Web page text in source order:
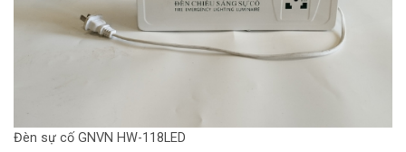
Đèn sự cố GNVN HW-118LED